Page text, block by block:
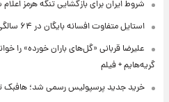
شروط ایران برای بازگشایی تنگه هرمز
استایل متفاوت افسانه بایگان در ۶۴ سالگی + عکس
علیرضا قربانی «گل‌های باران خورده» را
گریه‌هایم + فیلم
خرید جدید پرسپولیس رسمی شد؛ هافبک